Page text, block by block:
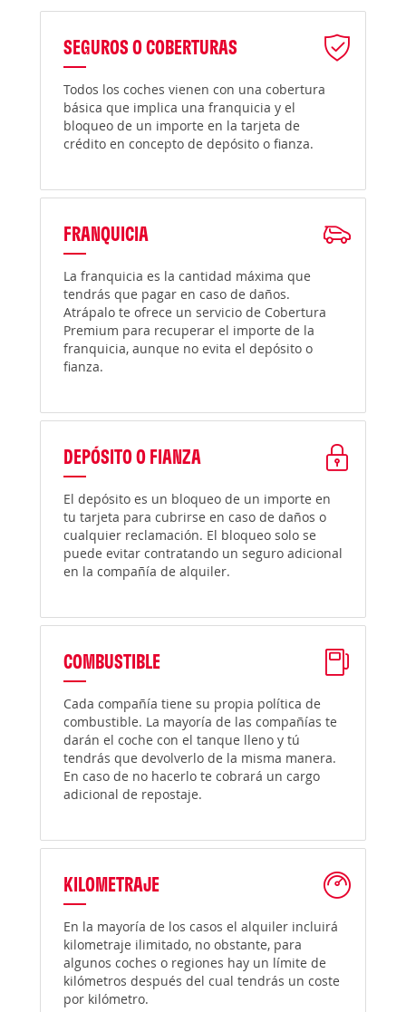
SEGUROS O COBERTURAS
Todos los coches vienen con una cobertura
básica que implica una franquicia y el
bloqueo de un importe en la tarjeta de
crédito en concepto de depósito o fianza.
FRANQUICIA
La franquicia es la cantidad máxima que
tendrás que pagar en caso de daños.
Atrápalo te ofrece un servicio de Cobertura
Premium para recuperar el importe de la
franquicia, aunque no evita el depósito o
fianza.
DEPÓSITO O FIANZA
El depósito es un bloqueo de un importe en
tu tarjeta para cubrirse en caso de daños o
cualquier reclamación. El bloqueo solo se
puede evitar contratando un seguro adicional
en la compañía de alquiler.
COMBUSTIBLE
Cada compañía tiene su propia política de
combustible. La mayoría de las compañías te
darán el coche con el tanque lleno y tú
tendrás que devolverlo de la misma manera.
En caso de no hacerlo te cobrará un cargo
adicional de repostaje.
KILOMETRAJE
En la mayoría de los casos el alquiler incluirá
kilometraje ilimitado, no obstante, para
algunos coches o regiones hay un límite de
kilómetros después del cual tendrás un coste
por kilómetro.